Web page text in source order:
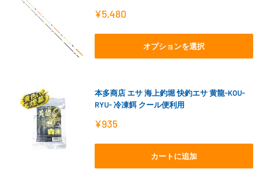
販
価
¥5,480
オプションを選択
本多商店 エサ 海上釣堀 快釣エサ 黄龍-KOU-
RYU- 冷凍餌 クール便利用
販
価
¥935
カートに追加